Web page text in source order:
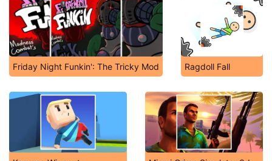
Friday Night Funkin': The Tricky Mod Ragdoll Fall